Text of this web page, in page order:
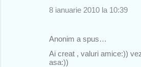
8 ianuarie 2010 la 10:39
Anonim a spus…
Ai creat , valuri amice:))
asa:))